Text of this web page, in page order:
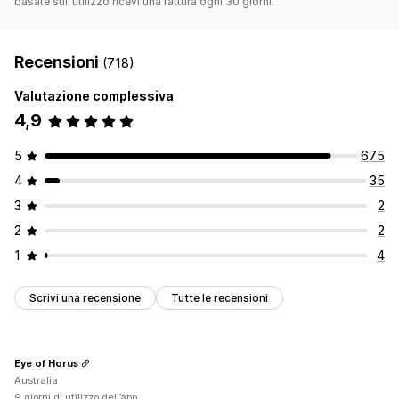
Recensioni (718)
Valutazione complessiva
4,9
5
675
4
35
3
2
2
2
1
4
Scrivi una recensione Tutte le recensioni
Eye of Horus
Australia